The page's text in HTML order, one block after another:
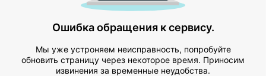
Ошибка обращения к сервису.
Мы уже устроняем неисправность, попробуйте
обновить страницу через некоторое время. Приносим
извинения за временные неудобства.